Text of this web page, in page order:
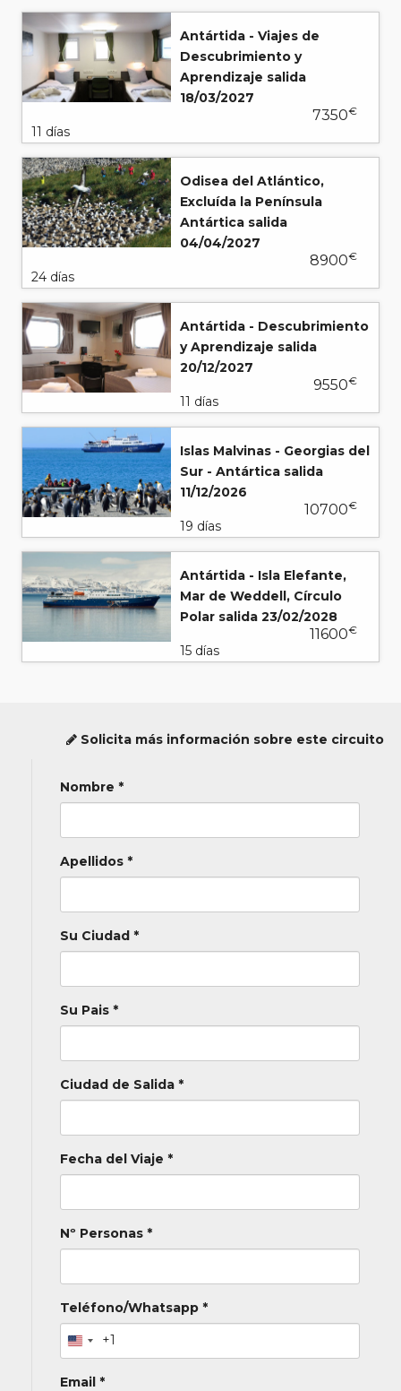
Antártida - Viajes de
Descubrimiento y
Aprendizaje salida
18/03/2027
11 días
7350€
Odisea del Atlántico,
Excluída la Península
Antártica salida
04/04/2027
24 días
8900€
Antártida - Descubrimiento
y Aprendizaje salida
20/12/2027
11 días
9550€
Islas Malvinas - Georgias del
Sur - Antártica salida
11/12/2026
19 días
10700€
Antártida - Isla Elefante,
Mar de Weddell, Círculo
Polar salida 23/02/2028
15 días
11600€
Solicita más información sobre este circuito
Nombre *
Apellidos *
Su Ciudad *
Su Pais *
Ciudad de Salida *
Fecha del Viaje *
Nº Personas *
Teléfono/Whatsapp *
+1
Email *